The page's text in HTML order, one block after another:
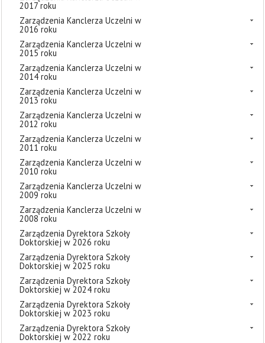
2017 roku
Zarządzenia Kanclerza Uczelni w
2016 roku
Zarządzenia Kanclerza Uczelni w
2015 roku
Zarządzenia Kanclerza Uczelni w
2014 roku
Zarządzenia Kanclerza Uczelni w
2013 roku
Zarządzenia Kanclerza Uczelni w
2012 roku
Zarządzenia Kanclerza Uczelni w
2011 roku
Zarządzenia Kanclerza Uczelni w
2010 roku
Zarządzenia Kanclerza Uczelni w
2009 roku
Zarządzenia Kanclerza Uczelni w
2008 roku
Zarządzenia Dyrektora Szkoły
Doktorskiej w 2026 roku
Zarządzenia Dyrektora Szkoły
Doktorskiej w 2025 roku
Zarządzenia Dyrektora Szkoły
Doktorskiej w 2024 roku
Zarządzenia Dyrektora Szkoły
Doktorskiej w 2023 roku
Zarządzenia Dyrektora Szkoły
Doktorskiej w 2022 roku